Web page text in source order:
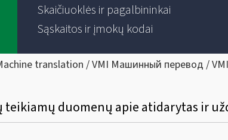
Skaičiuoklės ir pagalbininkai
Sąskaitos ir įmokų kodai
translation / VMI Машинный перевод /